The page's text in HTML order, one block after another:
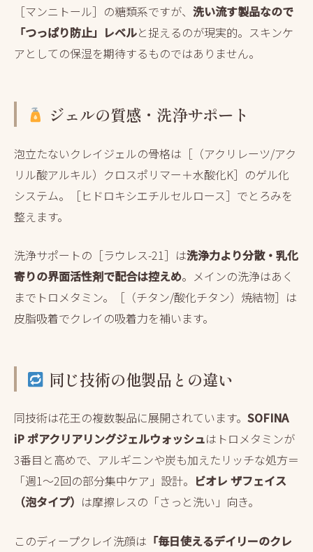
［マンニトール］の糖類系ですが、 洗い流す製品なので
「つっぱり防止」レベルと捉えるのが現実的。スキンケ
アとしての保湿を期待するものではありません。
ジェルの質感・洗浄サポート
泡立たないクレイジェルの骨格は［（アクリレーツ/アク
リル酸アルキル）クロスポリマー＋水酸化K］のゲル化
システム。［ヒドロキシエチルセルロース］でとろみを
整えます。
洗浄サポートの［ラウレス-21］は洗浄力より分散・乳化
寄りの界面活性剤で配合は控えめ。メインの洗浄はあく
までトロメタミン。［（チタン/酸化チタン）焼結物］は
皮脂吸着でクレイの吸着力を補います。
同じ技術の他製品との違い
同技術は花王の複数製品に展開されています。 SOFINA
iP ポアクリアリングジェルウォッシュはトロメタミンが
3番目と高めで、アルギニンや炭も加えたリッチな処方＝
「週1〜2回の部分集中ケア」設計。 ビオレ ザフェイス
（泡タイプ） は摩擦レスの「さっと洗い」向き。
このディープクレイ洗顔は 「毎日使えるデイリーのクレ